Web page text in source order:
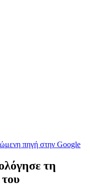
πηγή στην Google
τη